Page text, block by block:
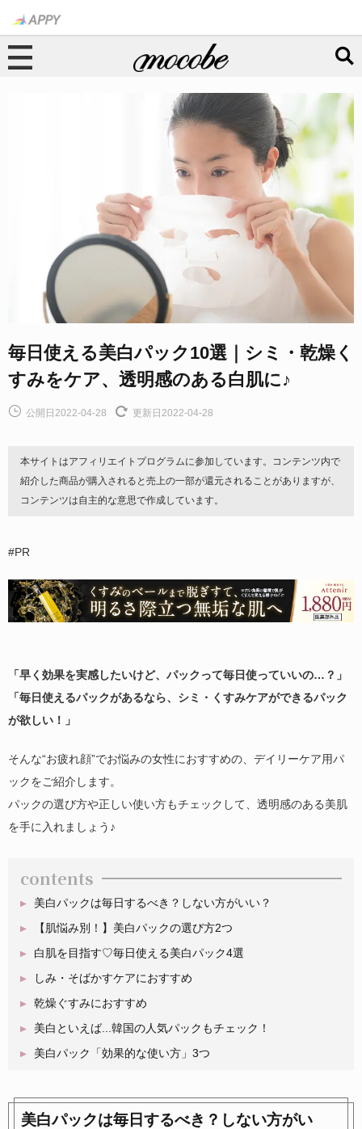
毎日使える美白パック10選｜シミ・乾燥く
すみをケア、透明感のある白肌に♪
公開日2022-04-28 更新日2022-04-28
本サイトはアフィリエイトプログラムに参加しています。コンテンツ内で
紹介した商品が購入されると売上の一部が還元されることがありますが、
コンテンツは自主的な意思で作成しています。
#PR
「早く効果を実感したいけど、パックって毎日使っていいの…？」
「毎日使えるパックがあるなら、シミ・くすみケアができるパック
が欲しい！」
そんな“お疲れ顔”でお悩みの女性におすすめの、デイリーケア用パ
ックをご紹介します。
パックの選び方や正しい使い方もチェックして、透明感のある美肌
を手に入れましょう♪
contents
美白パックは毎日するべき？しない方がいい？
【肌悩み別！】美白パックの選び方2つ
白肌を目指す♡毎日使える美白パック4選
しみ・そばかすケアにおすすめ
乾燥ぐすみにおすすめ
美白といえば...韓国の人気パックもチェック！
美白パック「効果的な使い方」3つ
美白パックは毎日するべき？しない方がい